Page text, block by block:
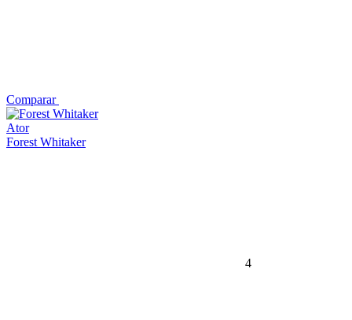
Comparar
Ator
Forest Whitaker
4